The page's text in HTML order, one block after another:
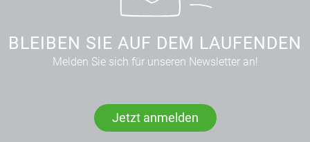
BLEIBEN SIE AUF DEM LAUFENDEN
Melden Sie sich für unseren Newsletter an!
Jetzt anmelden